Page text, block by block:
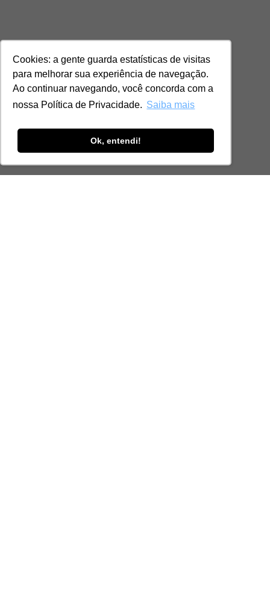
Cookies: a gente guarda estatísticas de visitas
para melhorar sua experiência de navegação.
Ao continuar navegando, você concorda com a
nossa Política de Privacidade. Saiba mais
Ok, entendi!